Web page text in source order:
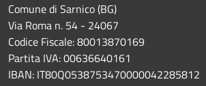
Comune di Sarnico (BG)
Via Roma n. 54 - 24067
Codice Fiscale: 80013870169
Partita IVA: 00636640161
IBAN: IT80Q0538753470000042285812